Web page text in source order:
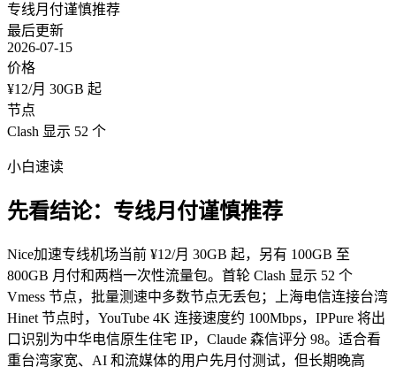
专线月付谨慎推荐
最后更新
2026-07-15
价格
¥12/月 30GB 起
节点
Clash 显示 52 个
小白速读
先看结论：专线月付谨慎推荐
Nice加速专线机场当前 ¥12/月 30GB 起，另有 100GB 至
800GB 月付和两档一次性流量包。首轮 Clash 显示 52 个
Vmess 节点，批量测速中多数节点无丢包；上海电信连接台湾
Hinet 节点时，YouTube 4K 连接速度约 100Mbps，IPPure 将出
口识别为中华电信原生住宅 IP，Claude 森信评分 98。适合看
重台湾家宽、AI 和流媒体的用户先月付测试，但长期晚高